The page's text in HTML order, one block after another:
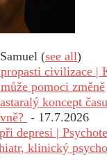
(see all)
civilizace |
pomoci změně
koncept
- 17.7.2026
depresi |
klinický